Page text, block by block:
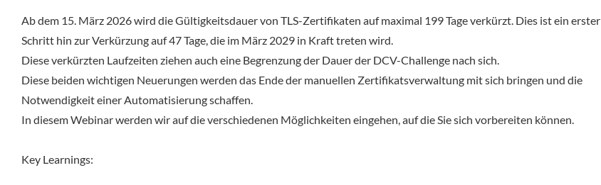
Ab dem 15. März 2026 wird die Gültigkeitsdauer von TLS-Zertifikaten auf maximal 199 Tage verkürzt. Dies ist ein erster
Schritt hin zur Verkürzung auf 47 Tage, die im März 2029 in Kraft treten wird.
Diese verkürzten Laufzeiten ziehen auch eine Begrenzung der Dauer der DCV-Challenge nach sich.
Diese beiden wichtigen Neuerungen werden das Ende der manuellen Zertifikatsverwaltung mit sich bringen und die
Notwendigkeit einer Automatisierung schaffen.
In diesem Webinar werden wir auf die verschiedenen Möglichkeiten eingehen, auf die Sie sich vorbereiten können.
Key Learnings: